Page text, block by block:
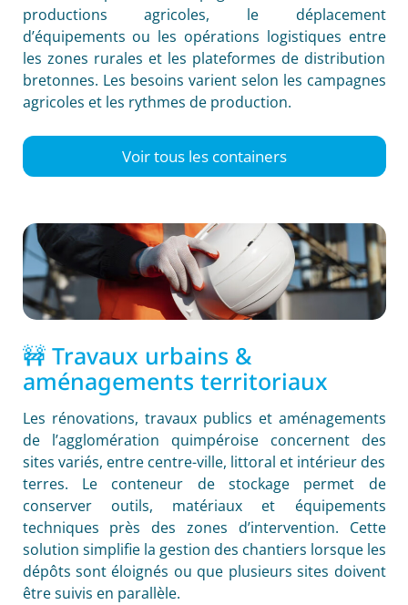
productions agricoles, le déplacement
d’équipements ou les opérations logistiques entre
les zones rurales et les plateformes de distribution
bretonnes. Les besoins varient selon les campagnes
agricoles et les rythmes de production.
Voir tous les containers
🚧 Travaux urbains &
aménagements territoriaux
Les rénovations, travaux publics et aménagements
de l’agglomération quimpéroise concernent des
sites variés, entre centre-ville, littoral et intérieur des
terres. Le conteneur de stockage permet de
conserver outils, matériaux et équipements
techniques près des zones d’intervention. Cette
solution simplifie la gestion des chantiers lorsque les
dépôts sont éloignés ou que plusieurs sites doivent
être suivis en parallèle.